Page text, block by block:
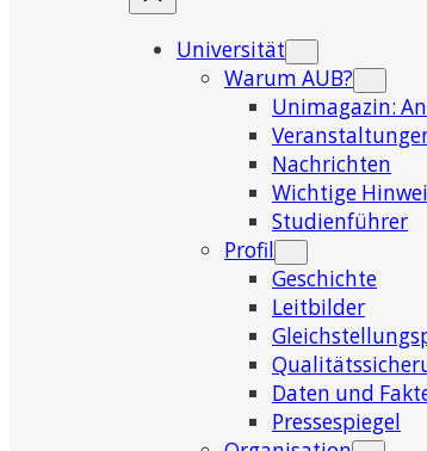
Universität
Warum AUB?
Unimagazin:
Nachrichten
Wichtige
Studienführer
Profil
Geschichte
Leitbilder
Daten und
Pressespiegel